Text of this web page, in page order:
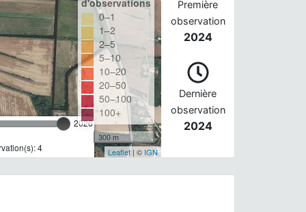
2026
4
0–1
1–2
2–5
5–10
10–20
20–50
50–100
100+
300 m
Leaflet| © IGN
Première
observation
2024
Dernière
observation
2024